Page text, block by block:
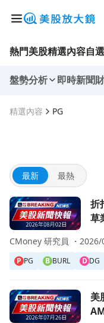
熱門美股精選內容自
盤勢分析 即時新聞
精選內容 PG
最新 最熱
前往折扣零售商推升折
草
P PG B BURL D DG
CMoney 研究員 ・2026/
前往美股財報季來臨美